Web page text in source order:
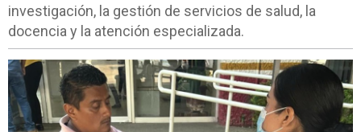
investigación, la gestión de servicios de salud, la
docencia y la atención especializada.